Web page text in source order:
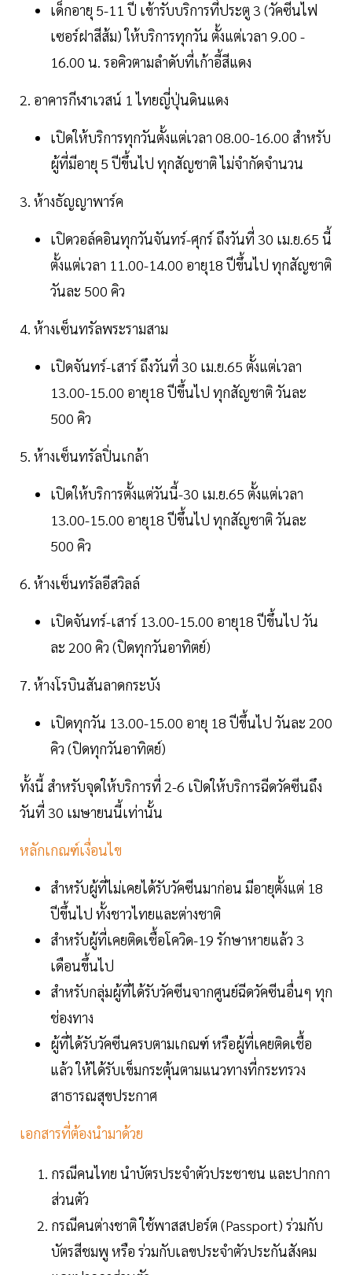
เด็กอายุ 5-11 ปี เข้ารับบริการที่ประตู 3 (วัคซีนไฟ
เซอร์ฝาสีส้ม) ให้บริการทุกวัน ตั้งแต่เวลา 9.00 -
16.00 น. รอคิวตามลำดับที่เก้าอี้สีแดง
2. อาคารกีฬาเวสน์ 1 ไทยญี่ปุ่นดินแดง
เปิดให้บริการทุกวันตั้งแต่เวลา 08.00-16.00 สำหรับ
ผู้ที่มีอายุ 5 ปีขึ้นไป ทุกสัญชาติ ไม่จำกัดจำนวน
3. ห้างธัญญาพาร์ค
เปิดวอล์คอินทุกวันจันทร์-ศุกร์ ถึงวันที่ 30 เม.ย.65 นี้
ตั้งแต่เวลา 11.00-14.00 อายุ18 ปีขึ้นไป ทุกสัญชาติ
วันละ 500 คิว
4. ห้างเซ็นทรัลพระรามสาม
เปิดจันทร์-เสาร์ ถึงวันที่ 30 เม.ย.65 ตั้งแต่เวลา
13.00-15.00 อายุ18 ปีขึ้นไป ทุกสัญชาติ วันละ
500 คิว
5. ห้างเซ็นทรัลปิ่นเกล้า
เปิดให้บริการตั้งแต่วันนี้-30 เม.ย.65 ตั้งแต่เวลา
13.00-15.00 อายุ18 ปีขึ้นไป ทุกสัญชาติ วันละ
500 คิว
6. ห้างเซ็นทรัลอีสวิลล์
เปิดจันทร์-เสาร์ 13.00-15.00 อายุ18 ปีขึ้นไป วัน
ละ 200 คิว (ปิดทุกวันอาทิตย์)
7. ห้างโรบินสันลาดกระบัง
เปิดทุกวัน 13.00-15.00 อายุ 18 ปีขึ้นไป วันละ 200
คิว (ปิดทุกวันอาทิตย์)
ทั้งนี้ สำหรับจุดให้บริการที่ 2-6 เปิดให้บริการฉีดวัคซีนถึง
วันที่ 30 เมษายนนี้เท่านั้น
หลักเกณฑ์เงื่อนไข
สำหรับผู้ที่ไม่เคยได้รับวัคซีนมาก่อน มีอายุตั้งแต่ 18
ปีขึ้นไป ทั้งชาวไทยและต่างชาติ
สำหรับผู้ที่เคยติดเชื้อโควิด-19 รักษาหายแล้ว 3
เดือนขึ้นไป
สำหรับกลุ่มผู้ที่ได้รับวัคซีนจากศูนย์ฉีดวัคซีนอื่นๆ ทุก
ช่องทาง
ผู้ที่ได้รับวัคซีนครบตามเกณฑ์ หรือผู้ที่เคยติดเชื้อ
แล้ว ให้ได้รับเข็มกระตุ้นตามแนวทางที่กระทรวง
สาธารณสุขประกาศ
เอกสารที่ต้องนำมาด้วย
กรณีคนไทย นำบัตรประจำตัวประชาชน และปากกา
ส่วนตัว
กรณีคนต่างชาติ ใช้พาสสปอร์ต (Passport) ร่วมกับ
บัตรสีชมพู หรือ ร่วมกับเลขประจำตัวประกันสังคม